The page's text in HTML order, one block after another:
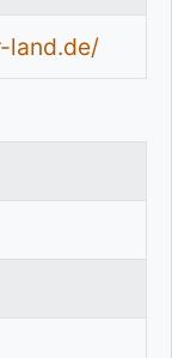
land.de/